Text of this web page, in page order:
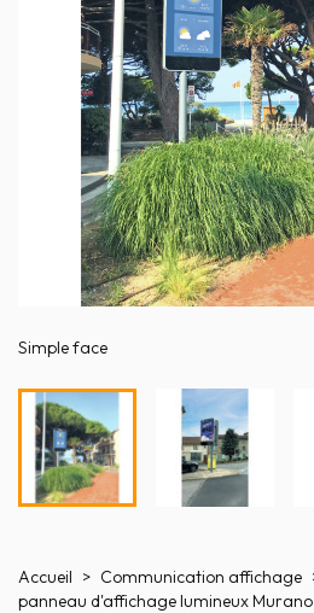
Simple face
Accueil Communication affichage
panneau d'affichage lumineux Murano